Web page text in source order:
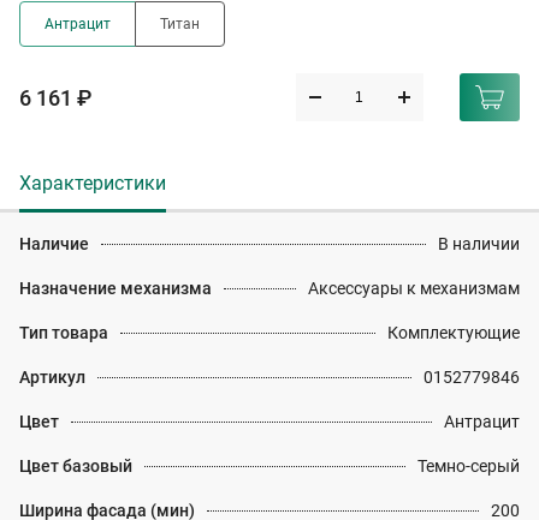
Антрацит Титан
6 161 ₽
Характеристики
Наличие В наличии
Назначение механизма Аксессуары к механизмам
Тип товара Комплектующие
Артикул 0152779846
Цвет Антрацит
Цвет базовый Темно-серый
Ширина фасада (мин) 200